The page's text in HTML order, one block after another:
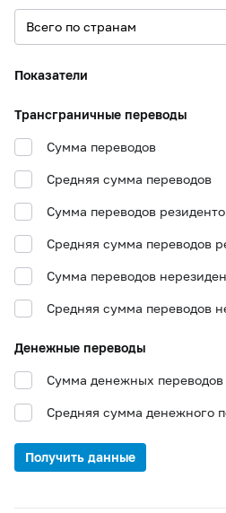
Показатели
Трансграничные переводы
Сумма переводов
Средняя сумма переводов
Сумма переводов
Средняя сумма переводов
Сумма переводов
Средняя сумма переводов
Денежные переводы
Сумма денежных переводов
Средняя сумма денежного
Получить данные